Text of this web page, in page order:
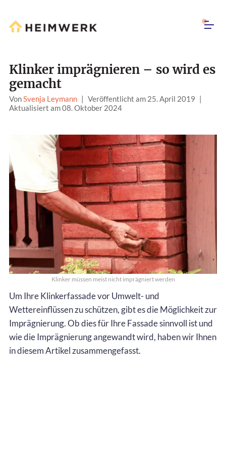
Klinker imprägnieren – so wird es
gemacht
VonSvenja Leymann | Veröffentlicht am 25. April 2019 |
Aktualisiert am 08. Oktober 2024
Klinker müssen meist nicht imprägniert werden
Um Ihre Klinkerfassade vor Umwelt- und
Wettereinflüssen zu schützen, gibt es die Möglichkeit zur
Imprägnierung. Ob dies für Ihre Fassade sinnvoll ist und
wie die Imprägnierung angewandt wird, haben wir Ihnen
in diesem Artikel zusammengefasst.